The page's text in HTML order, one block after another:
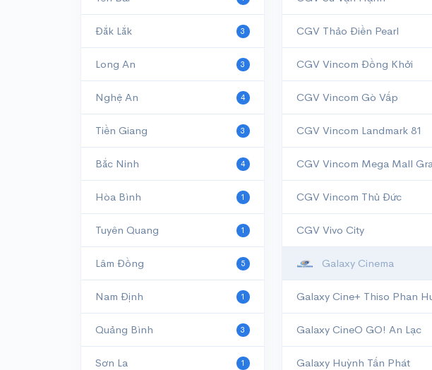
Đắk Lắk 3
Long An 3
Nghệ An 4
Tiền Giang 3
Bắc Ninh 4
Hòa Bình 1
Tuyên Quang 1
Lâm Đồng 5
Nam Định 1
Quảng Bình 3
Sơn La 1
CGV Thảo Điền Pearl
CGV Vincom Đồng Khởi
CGV Vincom Gò Vấp
CGV Vincom Landmark 81
CGV Vincom Thủ Đức
CGV Vivo City
Galaxy Cinema
Galaxy CineO GO! An Lạc
Galaxy Huỳnh Tấn Phát